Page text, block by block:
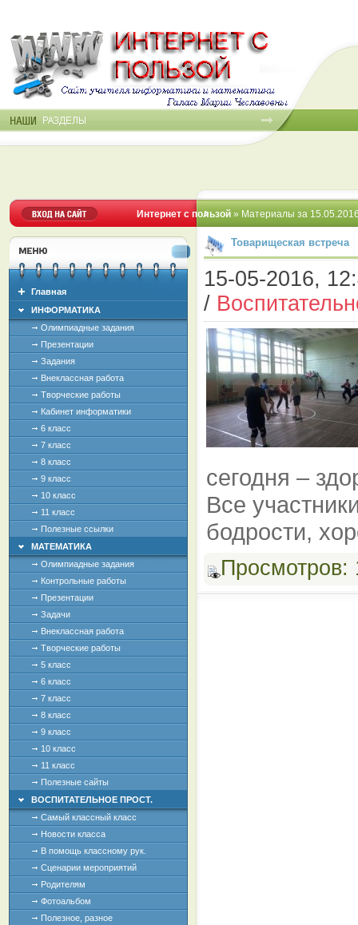
Интернет с пользой » Материалы за
Главная
ИНФОРМАТИКА
Олимпиадные задания
Презентации
Задания
Внеклассная работа
Творческие работы
Кабинет информатики
6 класс
7 класс
8 класс
9 класс
10 класс
11 класс
Полезные ссылки
МАТЕМАТИКА
Олимпиадные задания
Контрольные работы
Презентации
Задачи
Внеклассная работа
Творческие работы
5 класс
6 класс
7 класс
8 класс
9 класс
10 класс
11 класс
Полезные сайты
ВОСПИТАТЕЛЬНОЕ ПРОСТ.
Самый классный класс
Новости класса
В помощь классному рук.
Сценарии мероприятий
Родителям
Фотоальбом
Полезное, разное
Товарищеская встреча
15-05-2016,
/
сегодня –
Все
бодрости,